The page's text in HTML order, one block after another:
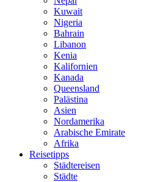
Kuwait
Nigeria
Bahrain
Libanon
Kenia
Kalifornien
Kanada
Queensland
Palästina
Asien
Nordamerika
Arabische Emirate
Afrika
Reisetipps
Städtereisen
Städte